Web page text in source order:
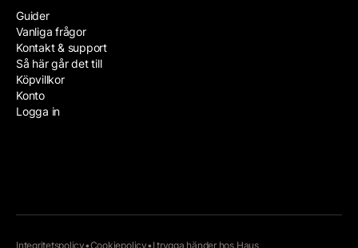
Guider
Vanliga frågor
Kontakt & support
Så här går det till
Köpvillkor
Konto
Logga in
Integritetspolicy•Cookiepolicy•I trygga händer hos Haus